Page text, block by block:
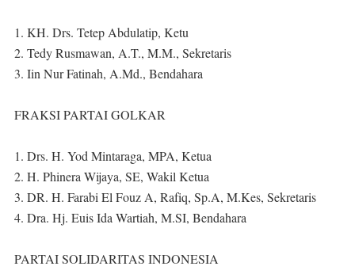
1. KH. Drs. Tetep Abdulatip, Ketu
2. Tedy Rusmawan, A.T., M.M., Sekretaris
3. Iin Nur Fatinah, A.Md., Bendahara
FRAKSI PARTAI GOLKAR
1. Drs. H. Yod Mintaraga, MPA, Ketua
2. H. Phinera Wijaya, SE, Wakil Ketua
3. DR. H. Farabi El Fouz A, Rafiq, Sp.A, M.Kes, Sekretaris
4. Dra. Hj. Euis Ida Wartiah, M.SI, Bendahara
PARTAI SOLIDARITAS INDONESIA